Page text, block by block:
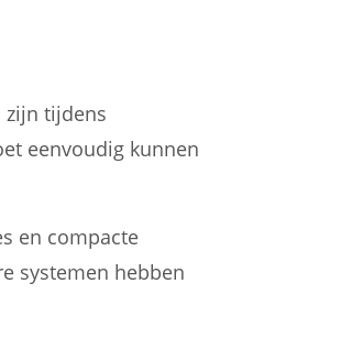
zijn tijdens
eenvoudig kunnen
en compacte
systemen hebben